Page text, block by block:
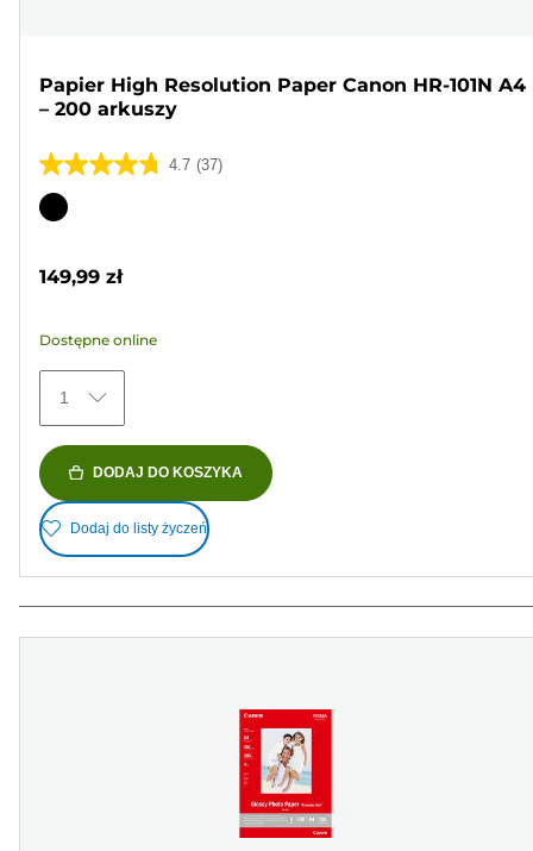
Papier High Resolution Paper Canon HR-101N A4
– 200 arkuszy
4.7 (37)
4.7
na
Wkład
149,99 zł
Dostępne online
1
DODAJ DO KOSZYKA
Dodaj do listy życzeń